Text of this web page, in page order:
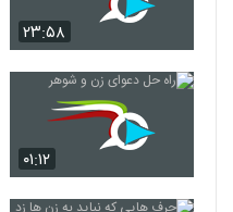
۲۳:۵۸
۰۱:۱۲